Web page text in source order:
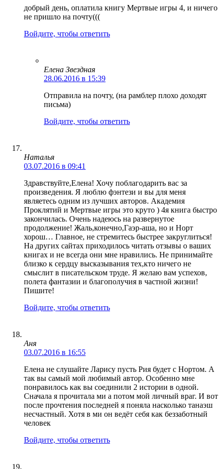
добрый день, оплатила книгу Мертвые игры 4, и ничего
не пришло на почту(((
Войдите, чтобы ответить
Елена Звездная
28.06.2016 в 15:39
Отправила на почту, (на рамблер плохо доходят
письма)
Войдите, чтобы ответить
Наталья
03.07.2016 в 09:41
Здравствуйте,Елена! Хочу поблагодарить вас за
произведения. Я люблю фэнтези и вы для меня
являетесь одним из лучших авторов. Академия
Проклятий и Мертвые игры это круто ) 4я книга быстро
закончилась. Очень надеюсь на развернутое
продолжение! Жаль,конечно,Гаэр-аша, но и Норт
хорош… Главное, не стремитесь быстрее закруглиться!
На других сайтах приходилось читать отзывы о ваших
книгах и не всегда они мне нравились. Не принимайте
близко к сердцу высказывания тех,кто ничего не
смыслит в писательском труде. Я желаю вам успехов,
полета фантазии и благополучия в частной жизни!
Пишите!
Войдите, чтобы ответить
Аня
03.07.2016 в 16:55
Елена не слушайте Ларису пусть Рия будет с Нортом. А
так вы самый мой любимый автор. Особенно мне
понравилось как вы соединили 2 истории в одной.
Сначала я прочитала ми а потом мой личный враг. И вот
после прочтения последней я поняла насколько танаэш
несчастный. Хотя в ми он ведёт себя как беззаботный
человек
Войдите, чтобы ответить